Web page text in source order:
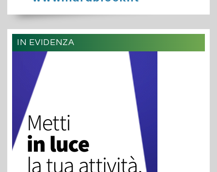
IN EVIDENZA